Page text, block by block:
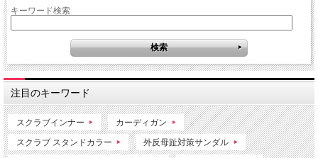
キーワード検索
注目のキーワード
スクラブインナー カーディガン
スクラブ スタンドカラー 外反母趾対策サンダル